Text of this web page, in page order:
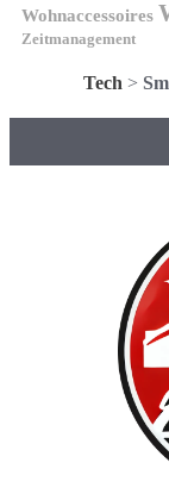
Wohnaccessoires
Zeitmanagement
Tech >